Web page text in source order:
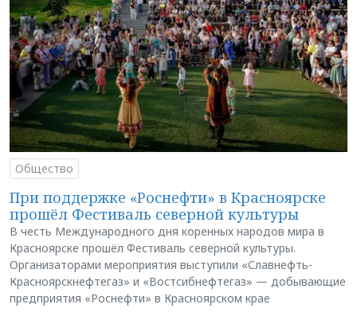
Общество
При поддержке «Роснефти» в Красноярске
прошёл Фестиваль северной культуры
В честь Международного дня коренных народов мира в
Красноярске прошёл Фестиваль северной культуры.
Организаторами мероприятия выступили «Славнефть-
Красноярскнефтегаз» и «Востсибнефтегаз» — добывающие
предприятия «Роснефти» в Красноярском крае